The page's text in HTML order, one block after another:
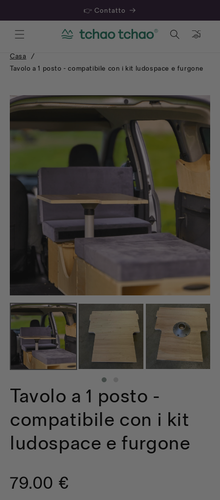
👉 Contatto
Cestino
Casa
/
Tavolo a 1 posto - compatibile con i kit ludospace e furgone
Tavolo a 1 posto -
compatibile con i kit
ludospace e furgone
79.00 €